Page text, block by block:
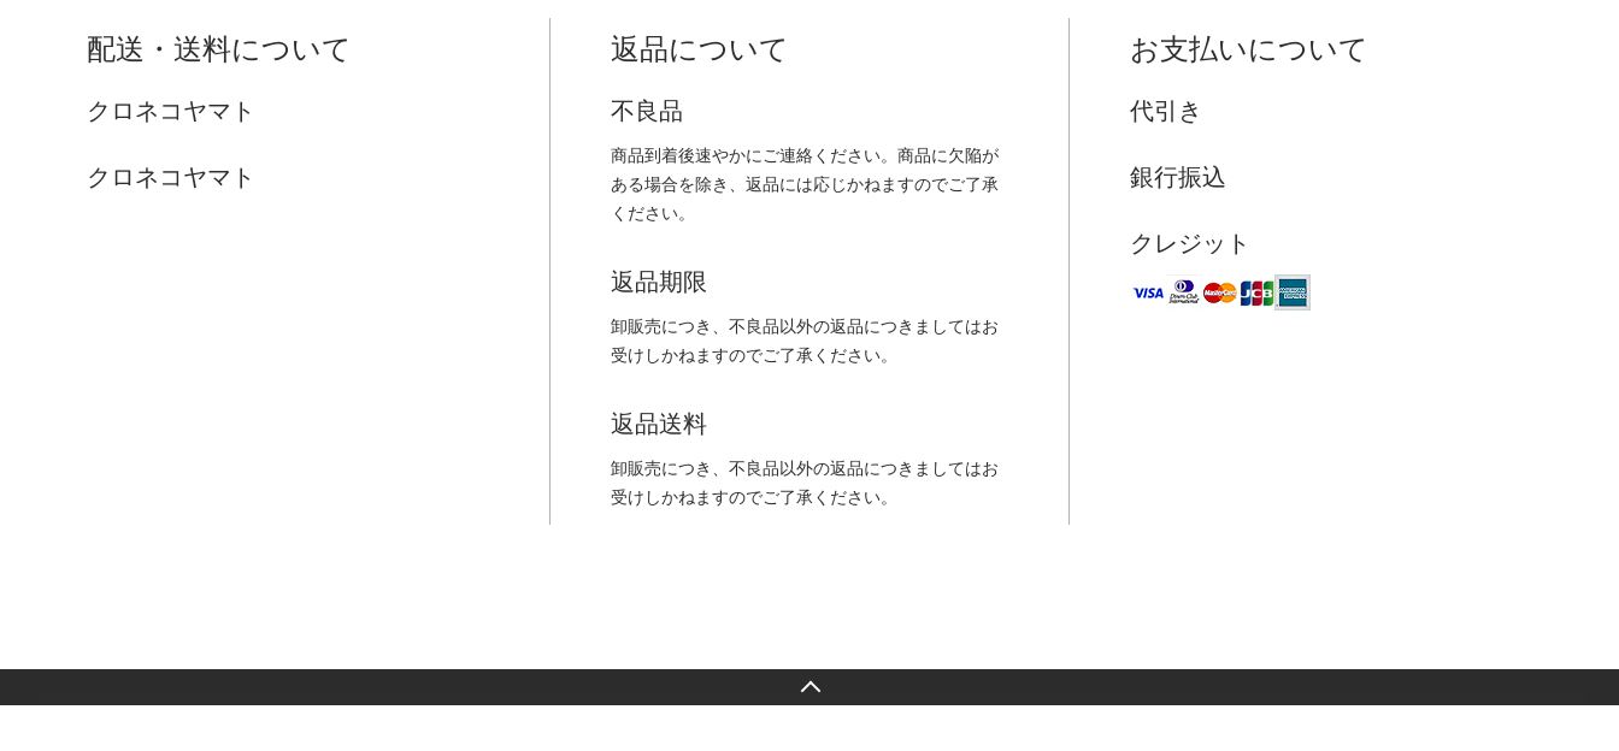
配送・送料について
クロネコヤマト
クロネコヤマト
返品について
不良品
商品到着後速やかにご連絡ください。商品に欠陥が
ある場合を除き、返品には応じかねますのでご了承
ください。
返品期限
卸販売につき、不良品以外の返品につきましてはお
受けしかねますのでご了承ください。
返品送料
卸販売につき、不良品以外の返品につきましてはお
受けしかねますのでご了承ください。
お支払いについて
代引き
銀行振込
クレジット